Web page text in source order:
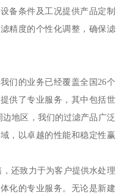
备条件及工况提供产品定制
精度的个性化调整，确保滤
们的业务已经覆盖全国26个
供了专业服务，其中包括世
地区，我们的过滤产品广泛
，以卓越的性能和稳定性赢
还致力于为客户提供水处理
化的专业服务。无论是新建